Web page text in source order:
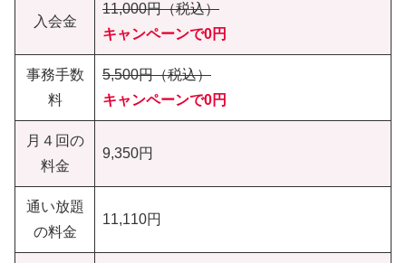
入会金
11,000円（税込）
キャンペーンで0円
事務手数
料
5,500円（税込）
キャンペーンで0円
月４回の
料金
9,350円
通い放題
の料金
11,110円